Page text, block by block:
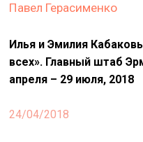
Павел Герасименко
Илья и Эмилия
всех». Главный штаб
апреля – 29 июля, 2018
24/04/2018